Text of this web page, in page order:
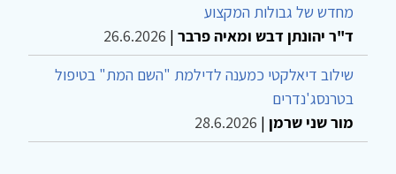
מחדש של גבולות המקצוע
ד"ר יהונתן דבש ומאיה פרבר |
26.6.2026
שילוב דיאלקטי כמענה לדילמת "השם המת" בטיפול
בטרנסג'נדרים
מור שני שרמן |
28.6.2026